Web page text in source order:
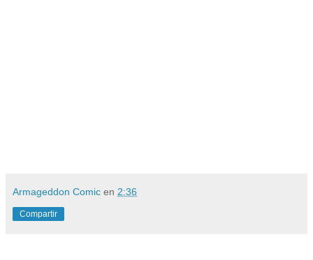
Armageddon Comic en 2:36
Compartir